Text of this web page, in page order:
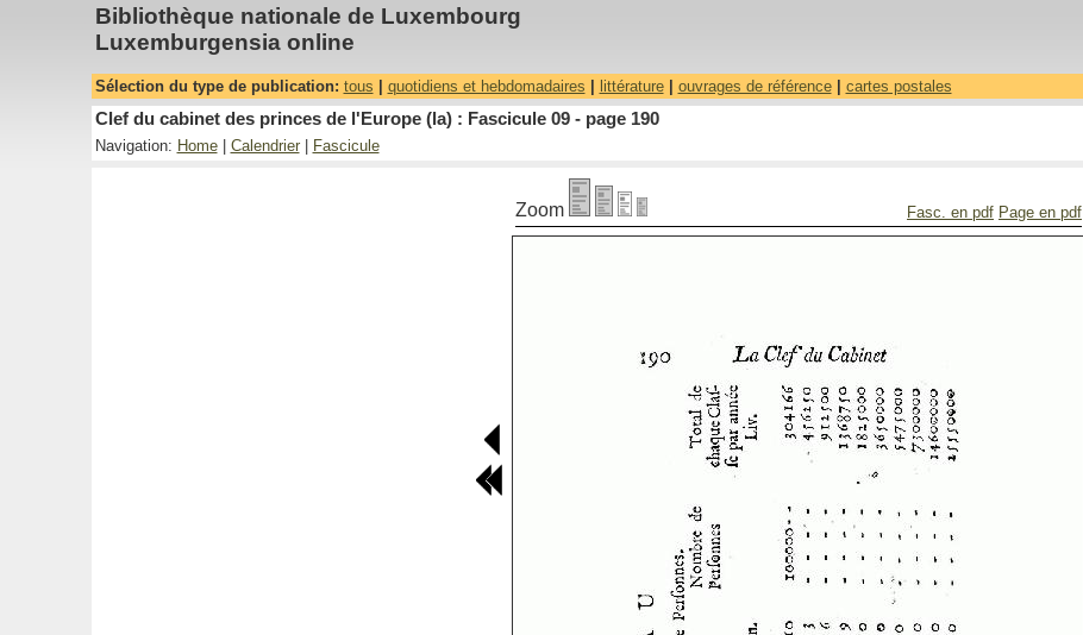
Bibliothèque nationale de Luxembourg
Luxemburgensia online
Sélection du type de publication: tous quotidiens et hebdomadaires littérature| ouvrages de référence| cartes postales
Clef du cabinet des princes de l'Europe (la) : Fascicule 09 - page 190
Navigation: Home| Calendrier| Fascicule
Zoom Fasc. en pdf Page en pdf